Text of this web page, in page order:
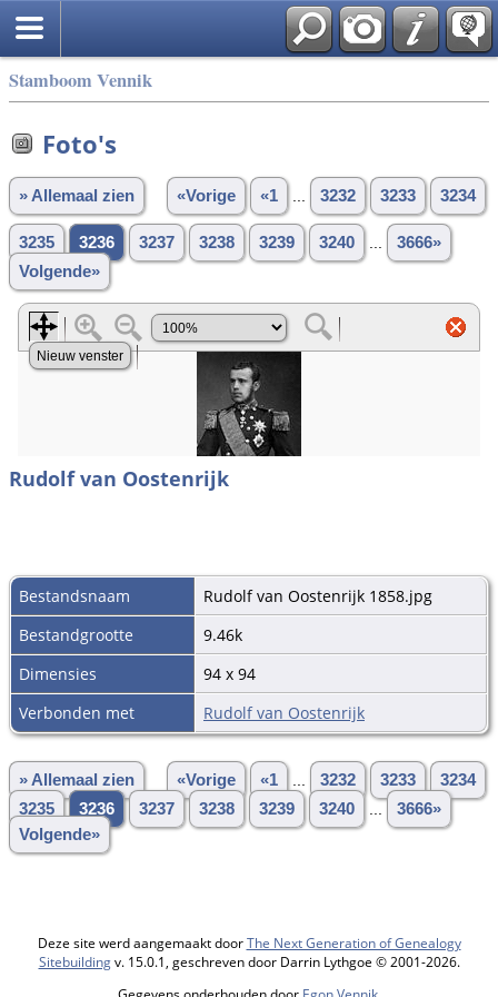
Stamboom Vennik
Foto's
» Allemaal zien «Vorige «1 3232 3233 3234
3235 3236 3237 3238 3239 3240
3666»
Volgende»
Rudolf van Oostenrijk
Bestandsnaam
Rudolf van Oostenrijk 1858.jpg
Bestandgrootte
9.46k
Dimensies
94 x 94
Verbonden met
Rudolf van Oostenrijk
» Allemaal zien «Vorige «1 3232 3233
3234
3235
3236 3237 3238 3239 3240
3666»
Volgende»
Deze site werd aangemaakt doorThe Next Generation of Genealogy
Sitebuildingv. 15.0.1, geschreven door Darrin Lythgoe © 2001-2026.